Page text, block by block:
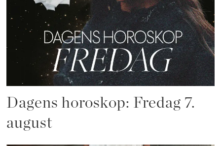
Dagens horoskop: Fredag 7.
august